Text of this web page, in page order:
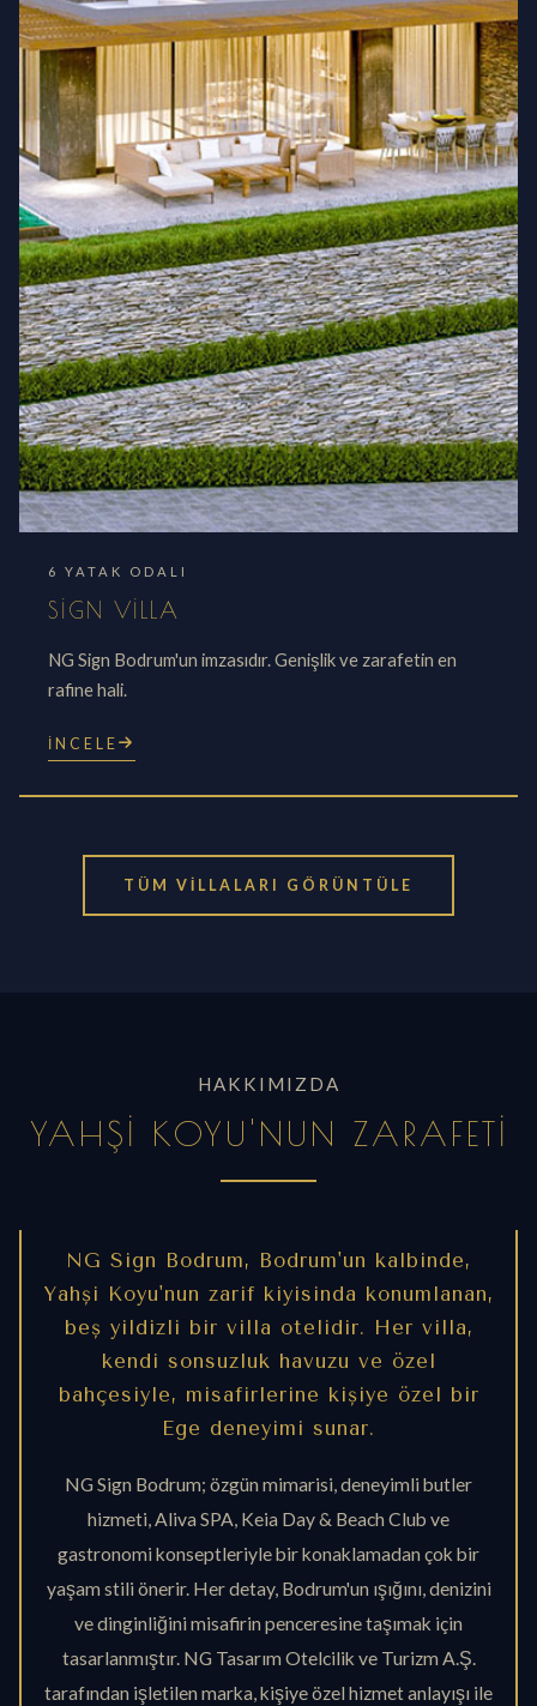
6 YATAK ODALI
SIGN VILLA
NG Sign Bodrum'un imzasıdır. Genişlik ve zarafetin en
rafine hali.
İNCELE
TÜM VILLALARI GÖRÜNTÜLE
HAKKIMIZDA
YAHŞI KOYU'NUN ZARAFETI
NG Sign Bodrum, Bodrum'un kalbinde,
Yahşi Koyu'nun zarif kıyısında konumlanan,
beş yıldızlı bir villa otelidir. Her villa,
kendi sonsuzluk havuzu ve özel
bahçesiyle, misafirlerine kişiye özel bir
Ege deneyimi sunar.
NG Sign Bodrum; özgün mimarisi, deneyimli butler
hizmeti, Aliva SPA, Keia Day & Beach Club ve
gastronomi konseptleriyle bir konaklamadan çok bir
yaşam stili önerir. Her detay, Bodrum'un ışığını, denizini
ve dinginliğini misafirin penceresine taşımak için
tasarlanmıştır. NG Tasarım Otelcilik ve Turizm A.Ş.
tarafından işletilen marka, kişiye özel hizmet anlayışı ile